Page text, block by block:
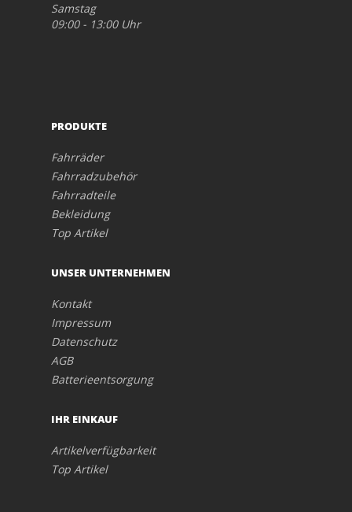
Samstag
09:00 - 13:00 Uhr
PRODUKTE
Fahrräder
Fahrradzubehör
Fahrradteile
Bekleidung
Top Artikel
UNSER UNTERNEHMEN
Kontakt
Impressum
Datenschutz
AGB
Batterieentsorgung
IHR EINKAUF
Artikelverfügbarkeit
Top Artikel